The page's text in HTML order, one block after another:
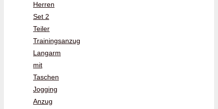
Herren
Set 2
Teiler
Trainingsanzug
Langarm
mit
Taschen
Jogging
Anzug